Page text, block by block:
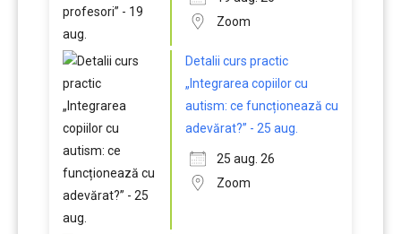
Zoom
Detalii curs practic
„Integrarea copiilor cu
autism: ce funcționează cu
adevărat?” - 25 aug.
25 aug. 26
Zoom